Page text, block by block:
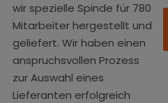
wir spezielle Spinde für 780
Mitarbeiter hergestellt und
geliefert. Wir haben einen
anspruchsvollen Prozess
zur Auswahl eines
Lieferanten erfolgreich